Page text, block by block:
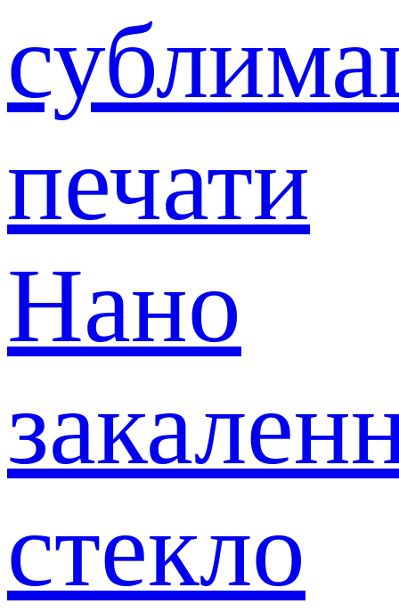
печати
Нано
стекло